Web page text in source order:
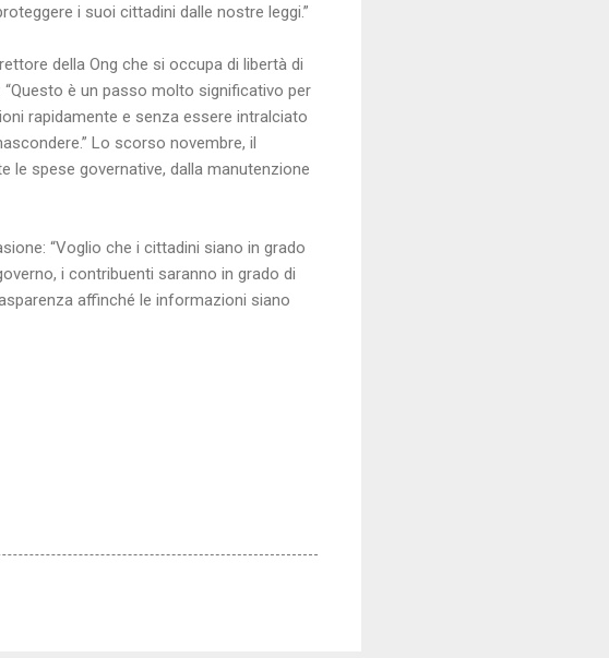
i suoi cittadini dalle nostre leggi.”
della Ong che si occupa di libertà di
è un passo molto significativo per
rapidamente e senza essere intralciato
Lo scorso novembre, il
le spese governative, dalla manutenzione
“Voglio che i cittadini siano in grado
i contribuenti saranno in grado di
affinché le informazioni siano